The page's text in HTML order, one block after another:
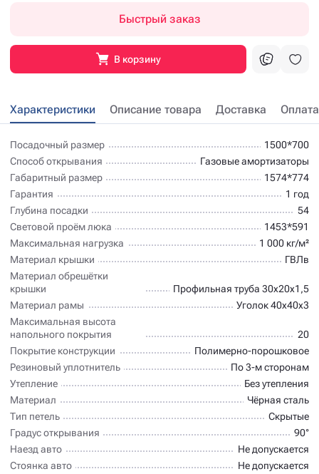
Быстрый заказ
В корзину
Характеристики Описание товара Доставка Оплата
Посадочный размер
1500*700
Способ открывания
Газовые амортизаторы
Габаритный размер
1574*774
Гарантия
1 год
Глубина посадки
54
Световой проём люка
1453*591
Максимальная нагрузка
1 000 кг/м²
Материал крышки
ГВЛв
Материал обрешётки
крышки
Профильная труба 30х20х1,5
Материал рамы
Уголок 40х40х3
Максимальная высота
напольного покрытия
20
Покрытие конструкции
Полимерно-порошковое
Резиновый уплотнитель
По 3-м сторонам
Утепление
Без утепления
Материал
Чёрная сталь
Тип петель
Скрытые
Градус открывания
90°
Наезд авто
Не допускается
Стоянка авто
Не допускается